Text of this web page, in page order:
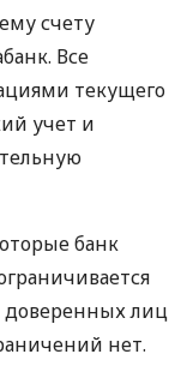
счету
Все
текущего
учет и
банк
лиц
нет.